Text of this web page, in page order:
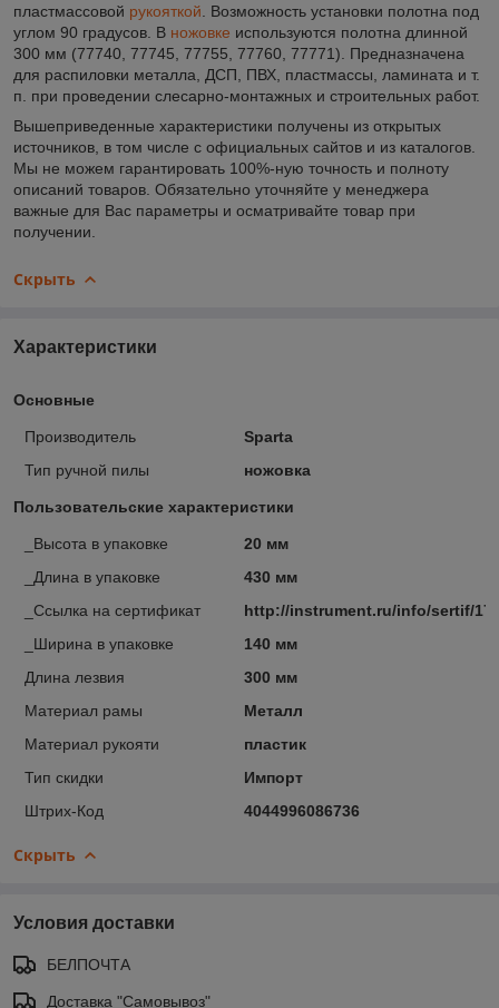
пластмассовой рукояткой . Возможность установки полотна под
углом 90 градусов. В ножовке используются полотна длинной
300 мм (77740, 77745, 77755, 77760, 77771). Предназначена
для распиловки металла, ДСП, ПВХ, пластмассы, ламината и т.
п. при проведении слесарно-монтажных и строительных работ.
Вышеприведенные характеристики получены из открытых
источников, в том числе с официальных сайтов и из каталогов.
Мы не можем гарантировать 100%-ную точность и полноту
описаний товаров. Обязательно уточняйте у менеджера
важные для Вас параметры и осматривайте товар при
получении.
Скрыть
Характеристики
Основные
Производитель
Sparta
Тип ручной пилы
ножовка
Пользовательские характеристики
_Высота в упаковке
20 мм
_Длина в упаковке
430 мм
_Ссылка на сертификат
http://instrument.ru/info/sertif/
_Ширина в упаковке
140 мм
Длина лезвия
300 мм
Материал рамы
Металл
Материал рукояти
пластик
Тип скидки
Импорт
Штрих-Код
4044996086736
Скрыть
Условия доставки
БЕЛПОЧТА
Доставка "Самовывоз"